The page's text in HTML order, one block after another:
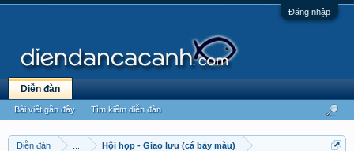
Đăng nhập
Diễn đàn Hội họp - Giao lưu (cá bảy màu)
Diễn đàn
Bài viết gần đây Tìm kiếm diễn đàn